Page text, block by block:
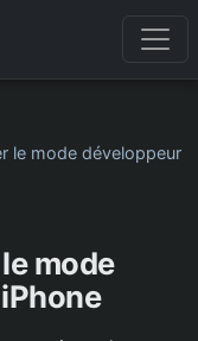
le mode développeur
mode